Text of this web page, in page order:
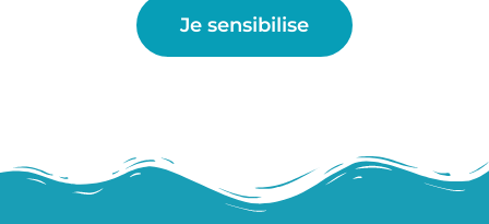
Je sensibilise